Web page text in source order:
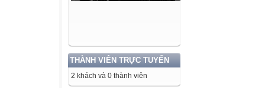
THÀNH VIÊN TRỰC TUYẾN
2 khách và 0 thành viên